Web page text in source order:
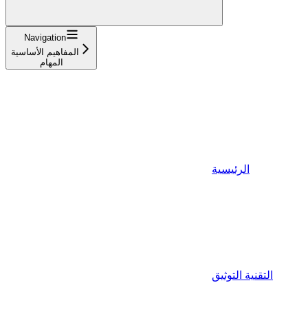
Navigation
المفاهيم الأساسية
المهام
الرئيسية
التقنية التوثيق